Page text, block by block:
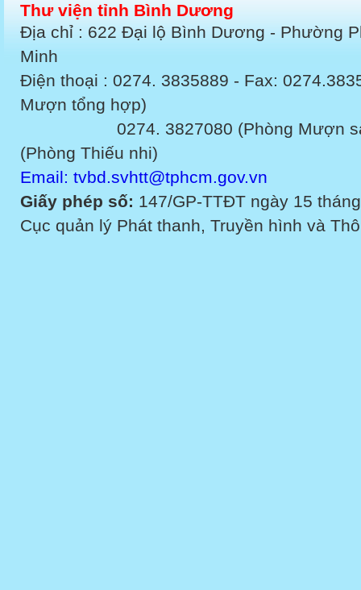
Thư viện tỉnh Bình Dương
Địa chỉ : 622 Đại lộ Bình Dương - Phường
Minh
Điện thoại : 0274. 3835889 - Fax:
Mượn tổng hợp)
0274. 3827080 (Phòng Mượn sách
(Phòng Thiếu nhi)
Email: tvbd.svhtt@tphcm.gov.vn
Giấy phép số: 147/GP-TTĐT ngày 15
Cục quản lý Phát thanh, Truyền hình và